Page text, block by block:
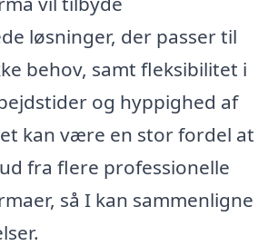
løsninger, der passer til
behov, samt fleksibilitet i
og hyppighed af
kan være en stor fordel at
fra flere professionelle
så I kan sammenligne